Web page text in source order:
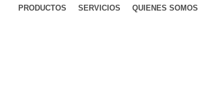
PRODUCTOS SERVICIOS QUIENES SOMOS